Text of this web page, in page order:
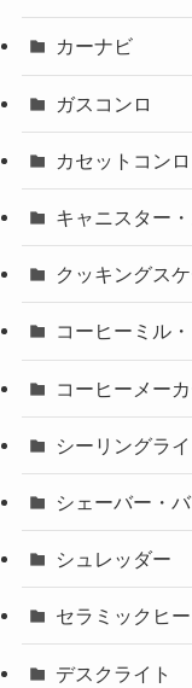
カーナビ
ガスコンロ
カセットコンロ
キャニスター
クッキングス
コーヒーミル
コーヒーメー
シーリングライ
シェーバー・
シュレッダー
セラミックヒ
デスクライト